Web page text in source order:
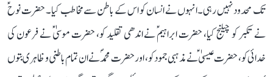
تک محدود نہیں رہی۔ انہوں نے انسان کو اس کے باطن سے مخاطب کیا۔ حضرت نوحؑ
نے تکبر کو چیلنج کیا، حضرت ابراہیمؑ نے اندھی تقلید کو، حضرت موسیٰؑ نے فرعون کی
خدائی کو، حضرت عیسیٰؑ نے مذہبی جمود کو، اور حضرت محمدؐ نے ان تمام باطنی و ظاہری بتوں